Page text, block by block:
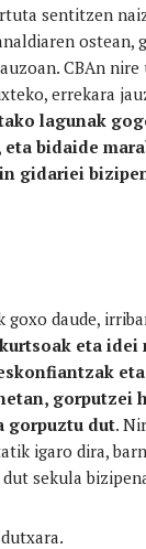
sentitzen
ostean,
CBAn
errekara
lagunak
bidaide
gidariei
goxo daude,
eta idei
gorputzei
gorpuztu dut.
igaro dira,
sekula